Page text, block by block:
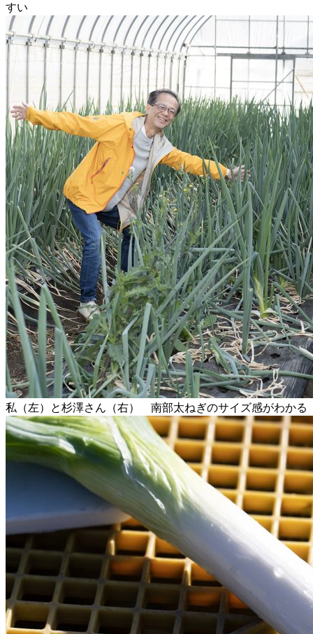
すい
私（左）と杉澤さん（右） 南部太ねぎのサイズ感がわかる